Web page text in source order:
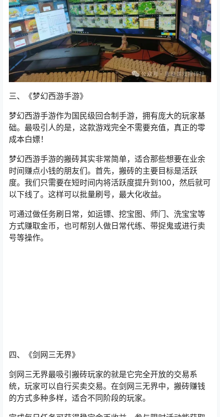
三、《梦幻西游手游》
梦幻西游手游作为国民级回合制手游，拥有庞大的玩家基
础。最吸引人的是，这款游戏完全不需要充值，真正的零
成本白嫖！
梦幻西游手游的搬砖其实非常简单，适合那些想要在业余
时间赚点小钱的朋友们。首先，搬砖的主要目标是活跃
度。我们只需要在短时间内将活跃度提升到100，然后就可
以下线了。这样可以批量刷号，最大化收益。
可通过做任务刷日常，如运镖、挖宝图、师门、洗宝宝等
方式赚取金币，也可帮别人做日常代练、带捉鬼或进行卖
号等操作。
四、《剑网三无界》
剑网三无界最吸引搬砖玩家的就是它完全开放的交易系